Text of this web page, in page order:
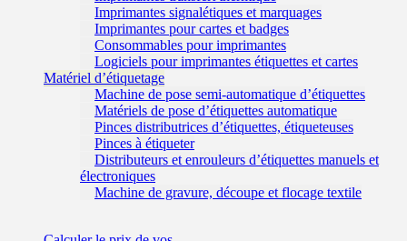
Imprimantes signalétiques et marquages
Imprimantes pour cartes et badges
Consommables pour imprimantes
Logiciels pour imprimantes étiquettes et cartes
Matériel d’étiquetage
Machine de pose semi-automatique d’étiquettes
Matériels de pose d’étiquettes automatique
Pinces distributrices d’étiquettes, étiqueteuses
Pinces à étiqueter
Distributeurs et enrouleurs d’étiquettes manuels et
électroniques
Machine de gravure, découpe et flocage textile